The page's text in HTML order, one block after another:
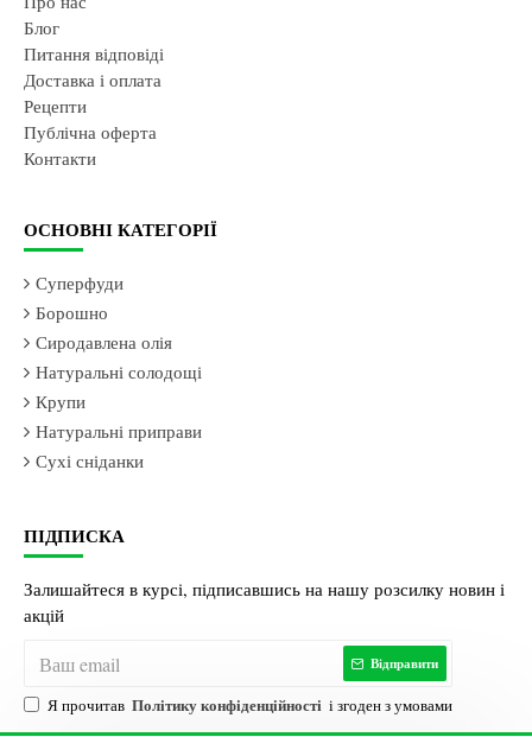
Блог
Питання відповіді
Доставка і оплата
Рецепти
Публічна оферта
Контакти
ОСНОВНІ КАТЕГОРІЇ
Суперфуди
Борошно
Сиродавлена олія
Натуральні солодощі
Крупи
Натуральні приправи
Сухі сніданки
ПІДПИСКА
Залишайтеся в курсі, підписавшись на нашу розсилку новин і
акцій
Відправити
Я прочитав Політику конфіденційності і згоден з умовами